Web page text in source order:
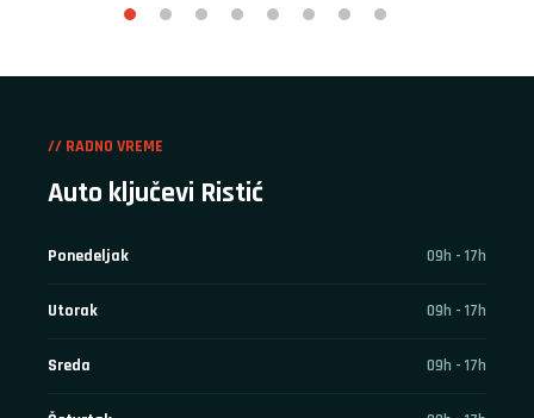
// RADNO VREME
Auto ključevi Ristić
Ponedeljak 09h - 17h
Utorak 09h - 17h
Sreda 09h - 17h